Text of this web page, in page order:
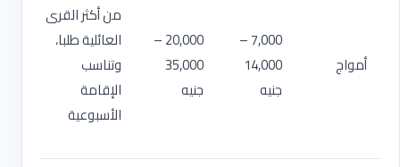
أمواج
7,000 –
14,000
جنيه
20,000 –
35,000
جنيه
من أكثر القرى
العائلية طلبا،
وتناسب
الإقامة
الأسبوعية